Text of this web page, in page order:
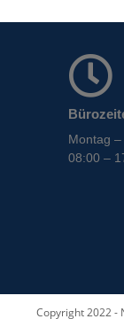
Montag
08:00 –
Copyright 2022 -